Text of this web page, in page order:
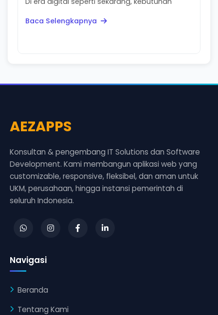
saja. Mulai ...
Baca Selengkapnya
AEZAPPS
Konsultan & pengembang IT Solutions dan Software
Development. Kami membangun aplikasi web yang
customizable, responsive, fleksibel, dan aman untuk
UKM, perusahaan, hingga instansi pemerintah di
seluruh Indonesia.
Navigasi
Beranda
Tentang Kami